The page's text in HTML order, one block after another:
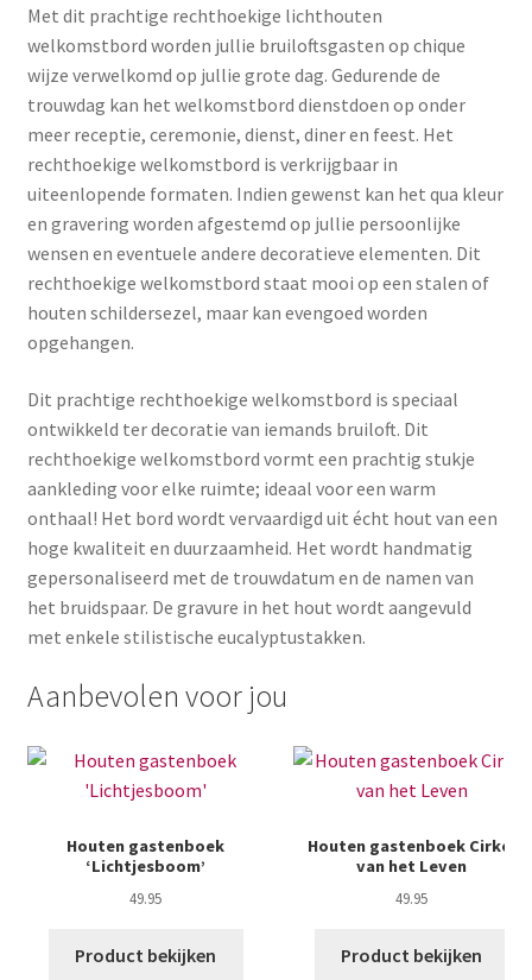
Met dit prachtige rechthoekige lichthouten
welkomstbord worden jullie bruiloftsgasten op chique
wijze verwelkomd op jullie grote dag. Gedurende de
trouwdag kan het welkomstbord dienstdoen op onder
meer receptie, ceremonie, dienst, diner en feest. Het
rechthoekige welkomstbord is verkrijgbaar in
uiteenlopende formaten. Indien gewenst kan het qua kleur
en gravering worden afgestemd op jullie persoonlijke
wensen en eventuele andere decoratieve elementen. Dit
rechthoekige welkomstbord staat mooi op een stalen of
houten schildersezel, maar kan evengoed worden
opgehangen.
Dit prachtige rechthoekige welkomstbord is speciaal
ontwikkeld ter decoratie van iemands bruiloft. Dit
rechthoekige welkomstbord vormt een prachtig stukje
aankleding voor elke ruimte; ideaal voor een warm
onthaal! Het bord wordt vervaardigd uit écht hout van een
hoge kwaliteit en duurzaamheid. Het wordt handmatig
gepersonaliseerd met de trouwdatum en de namen van
het bruidspaar. De gravure in het hout wordt aangevuld
met enkele stilistische eucalyptustakken.
Aanbevolen voor jou
Houten gastenboek
‘Lichtjesboom’
49.95
Product bekijken
Houten gastenboek Cirkel
van het Leven
49.95
Product bekijken